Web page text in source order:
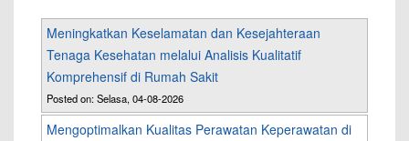
Meningkatkan Keselamatan dan Kesejahteraan
Tenaga Kesehatan melalui Analisis Kualitatif
Komprehensif di Rumah Sakit
Posted on: Selasa, 04-08-2026
Mengoptimalkan Kualitas Perawatan Keperawatan di